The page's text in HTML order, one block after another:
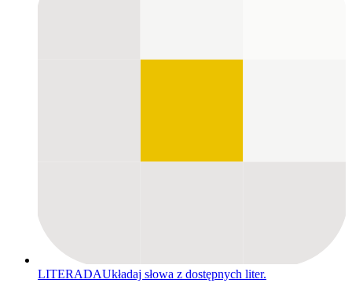
LITERADAUkładaj słowa z dostępnych liter.